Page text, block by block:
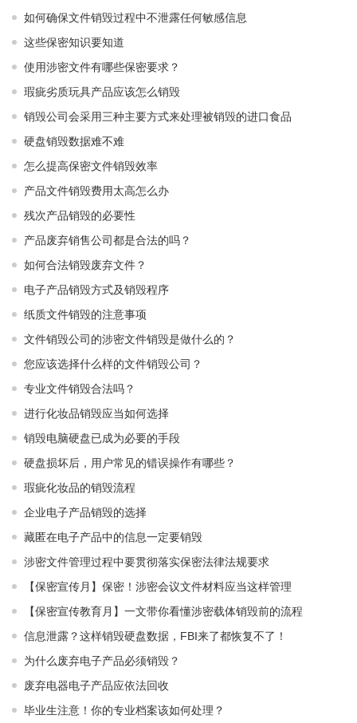
如何确保文件销毁过程中不泄露任何敏感信息
这些保密知识要知道
使用涉密文件有哪些保密要求？
瑕疵劣质玩具产品应该怎么销毁
销毁公司会采用三种主要方式来处理被销毁的进口食品
硬盘销毁数据难不难
怎么提高保密文件销毁效率
产品文件销毁费用太高怎么办
残次产品销毁的必要性
产品废弃销售公司都是合法的吗？
如何合法销毁废弃文件？
电子产品销毁方式及销毁程序
纸质文件销毁的注意事项
文件销毁公司的涉密文件销毁是做什么的？
您应该选择什么样的文件销毁公司？
专业文件销毁合法吗？
进行化妆品销毁应当如何选择
销毁电脑硬盘已成为必要的手段
硬盘损坏后，用户常见的错误操作有哪些？
瑕疵化妆品的销毁流程
企业电子产品销毁的选择
藏匿在电子产品中的信息一定要销毁
涉密文件管理过程中要贯彻落实保密法律法规要求
【保密宣传月】保密！涉密会议文件材料应当这样管理
【保密宣传教育月】一文带你看懂涉密载体销毁前的流程
信息泄露？这样销毁硬盘数据，FBI来了都恢复不了！
为什么废弃电子产品必须销毁？
废弃电器电子产品应依法回收
毕业生注意！你的专业档案该如何处理？